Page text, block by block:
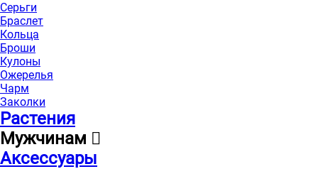
Серьги
Браслет
Кольца
Броши
Кулоны
Ожерелья
Чарм
Заколки
Растения
Мужчинам
Аксессуары